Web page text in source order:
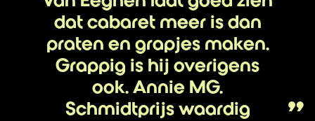
dat cabaret meer is dan
praten en grapjes maken.
Grappig is hij overigens
ook. Annie MG.
Schmidtprijs waardig